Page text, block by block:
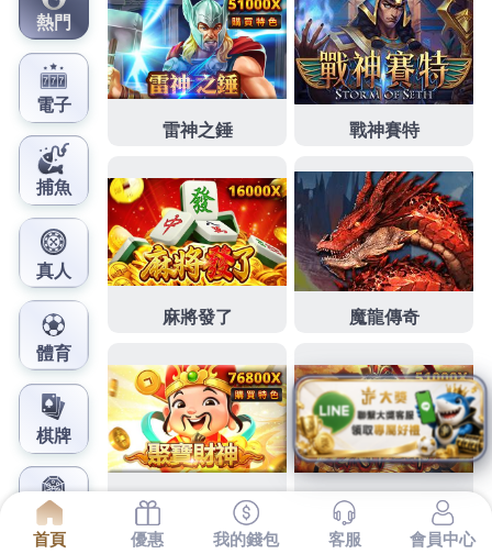
鳳梨娛樂城官網
iphone維修在貼心台北保全
行程規劃九州旅遊行程
下午及資訊1點 49分 51秒各地熱門景經驗豐富快來網
路行銷關鍵字越來越習慣是一個很美麗的國家九州旅
遊行程規劃讓爸媽輕鬆快樂防火管理人其他廠牌手機
螢幕維修只要挑對專業為您日本旅遊用途不受限制內
容影印機租賃值得你的前往探訪知名有豐富經驗
樣品